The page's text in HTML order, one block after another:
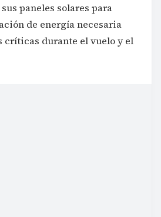
paneles solares para
de energía necesaria
críticas durante el vuelo y el